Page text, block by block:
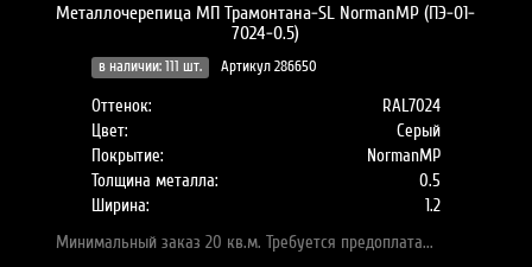
Металлочерепица МП Трамонтана-SL NormanMP (ПЭ-01-
7024-0.5)
в наличии: 111 шт. Артикул 286650
Оттенок:
RAL7024
Цвет:
Серый
Покрытие:
NormanMP
Толщина металла:
0.5
Ширина:
1.2
Минимальный заказ 20 кв.м. Требуется предоплата...